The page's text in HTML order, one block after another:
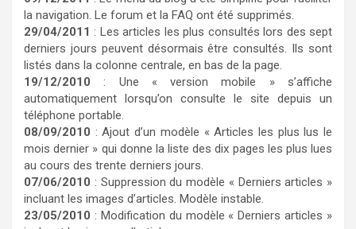
la navigation. Le forum et la FAQ ont été supprimés.
29/04/2011: Les articles les plus consultés lors des sept
derniers jours peuvent désormais être consultés. Ils sont
listés dans la colonne centrale, en bas de la page.
19/12/2010 : Une « version mobile » s’affiche
automatiquement lorsqu’on consulte le site depuis un
téléphone portable.
08/09/2010 : Ajout d’un modèle « Articles les plus lus le
mois dernier » qui donne la liste des dix pages les plus lues
au cours des trente derniers jours.
07/06/2010 : Suppression du modèle « Derniers articles »
incluant les images d’articles. Modèle instable.
23/05/2010 : Modification du modèle « Derniers articles »